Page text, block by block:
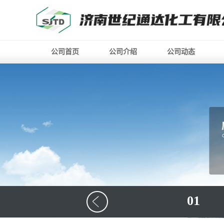
公司首页 公司介绍 公司动态
01